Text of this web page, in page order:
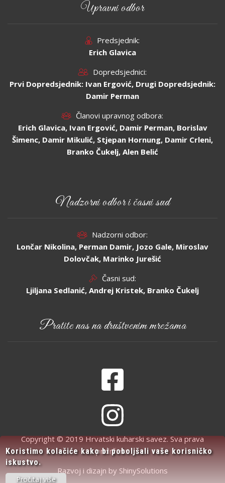
Upravni odbor
Predsjednik:
Erich Glavica
Dopredsjednici:
Prvi Dopredsjednik: Ivan Ergović, Drugi Dopredsjednik:
Damir Perman
Članovi upravnog odbora:
Erich Glavica, Ivan Ergović, Damir Perman, Borislav
Šimenc, Damir Mikulić, Stjepan Hornung, Damir Crleni,
Branko Čukelj, Alen Belić
Nadzorni odbor i časni sud
Nadzorni odbor:
Lončar Nikolina, Perman Damir, Jozo Gale, Miroslav
Dolovčak, Marinko Jurešić
Časni sud:
Ljiljana Sedlanić, Andrej Kristek, Branko Čukelj
Pratite nas na društvenim mrežama
Copyright © 2019 Hrvatski kuharski savez. Sva prava
pridržana.
Razvoj i dizajn by ShinySolutions
Koristimo kolačiće kako bi poboljšali vaše korisničko
iskustvo.
Pročitaj više